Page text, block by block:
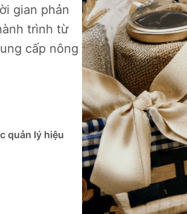
gian phản
trình từ
cấp nông
quản lý hiệu